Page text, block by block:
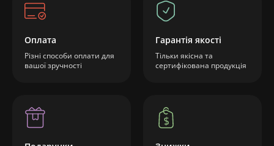
Оплата
Різні способи оплати для
вашої зручності
Гарантія якості
Тільки якісна та
сертифікована продукція